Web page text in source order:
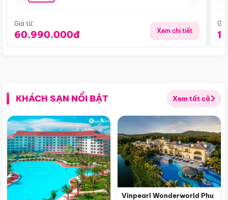
Giá từ:
60.990.000đ Xem chi tiết
KHÁCH SẠN NỔI BẬT Xem tất cả
Vinpearl Wonderworld Phu